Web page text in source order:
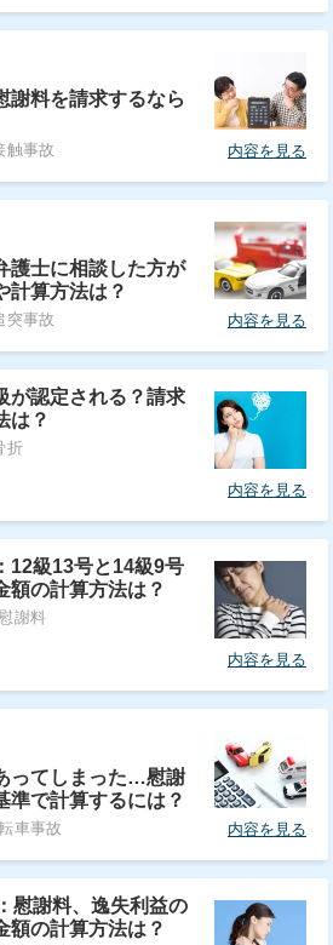
料を請求するなら
触事故 内容を見る
士に相談した方が
計算方法は？
突事故 内容を見る
が認定される？請求
は？
折
内容を見る
12級13号と14級9号
額の計算方法は？
謝料
内容を見る
ってしまった…慰謝
準で計算するには？
車事故 内容を見る
慰謝料、逸失利益の
額の計算方法は？